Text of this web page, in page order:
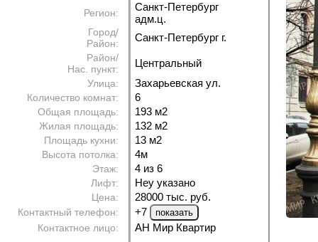
Регион:
Санкт-Петербург
адм.ц.
Город/
Район:
Санкт-Петербург г.
Район/
Нас. пункт:
Центральный
Улица: Захарьевская ул.
Количество комнат: 6
Общая площадь: 193 м2
Жилая площадь: 132 м2
Площадь кухни: 13 м2
Высота потолка: 4м
Этаж: 4 из 6
Лифт: Неу указано
Цена: 28000 тыс. руб.
Контактный телефон: +7
Контактное лицо: АН Мир Квартир